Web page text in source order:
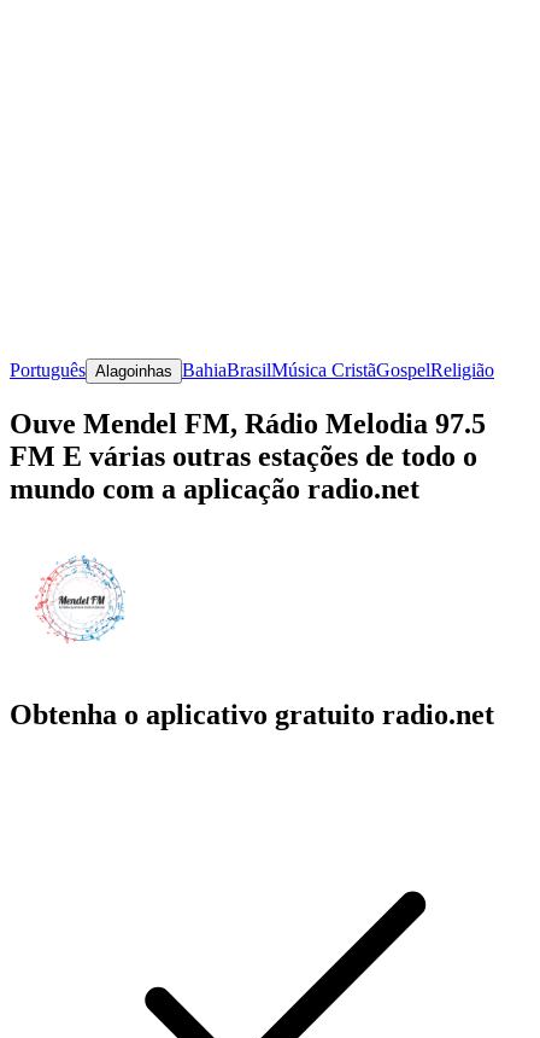
Português Alagoinhas BahiaBrasilMúsica CristãGospelReligião
Ouve Mendel FM, Rádio Melodia 97.5
FM E várias outras estações de todo o
mundo com a aplicação radio.net
Obtenha o aplicativo gratuito radio.net